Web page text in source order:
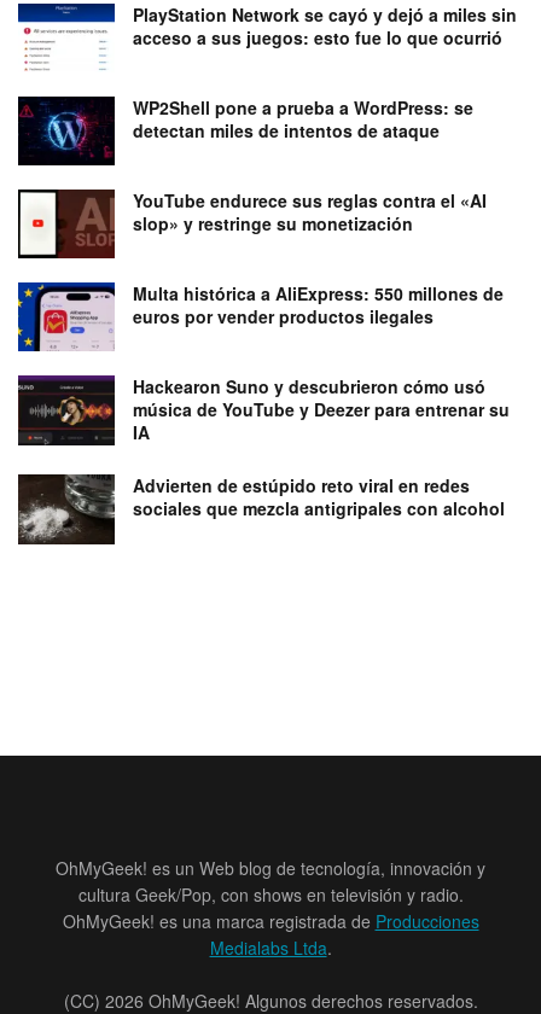
PlayStation Network se cayó y dejó a miles sin
acceso a sus juegos: esto fue lo que ocurrió
WP2Shell pone a prueba a WordPress: se
detectan miles de intentos de ataque
YouTube endurece sus reglas contra el «AI
slop» y restringe su monetización
Multa histórica a AliExpress: 550 millones de
euros por vender productos ilegales
Hackearon Suno y descubrieron cómo usó
música de YouTube y Deezer para entrenar su
IA
Advierten de estúpido reto viral en redes
sociales que mezcla antigripales con alcohol
OhMyGeek! es un Web blog de tecnología, innovación y
cultura Geek/Pop, con shows en televisión y radio.
OhMyGeek! es una marca registrada de Producciones
Medialabs Ltda.
(CC) 2026 OhMyGeek! Algunos derechos reservados.